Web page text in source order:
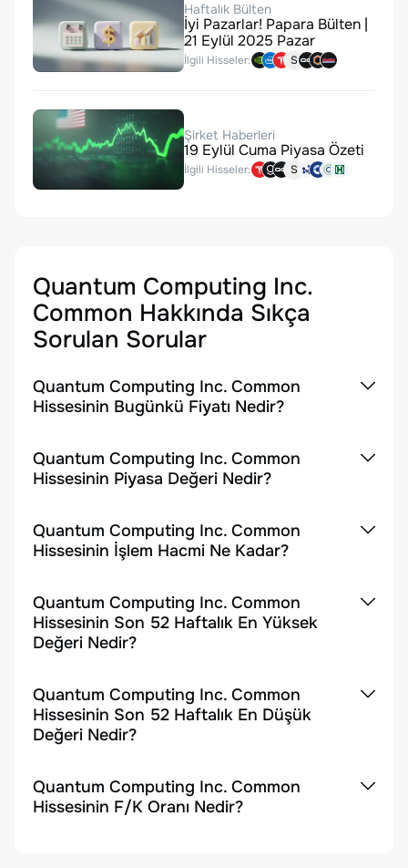
Haftalık Bülten
İyi Pazarlar! Papara Bülten |
21 Eylül 2025 Pazar
İlgili Hisseler: S
Şirket Haberleri
19 Eylül Cuma Piyasa Özeti
İlgili Hisseler: S
Quantum Computing Inc.
Common Hakkında Sıkça
Sorulan Sorular
Quantum Computing Inc. Common
Hissesinin Bugünkü Fiyatı Nedir?
Quantum Computing Inc. Common
Hissesinin Piyasa Değeri Nedir?
Quantum Computing Inc. Common
Hissesinin İşlem Hacmi Ne Kadar?
Quantum Computing Inc. Common
Hissesinin Son 52 Haftalık En Yüksek
Değeri Nedir?
Quantum Computing Inc. Common
Hissesinin Son 52 Haftalık En Düşük
Değeri Nedir?
Quantum Computing Inc. Common
Hissesinin F/K Oranı Nedir?